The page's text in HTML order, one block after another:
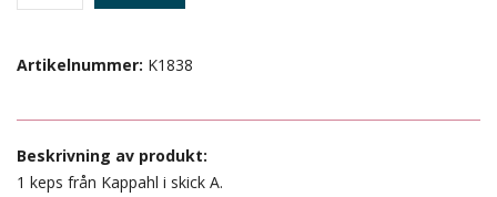
Artikelnummer: K1838
Beskrivning av produkt:
1 keps från Kappahl i skick A.